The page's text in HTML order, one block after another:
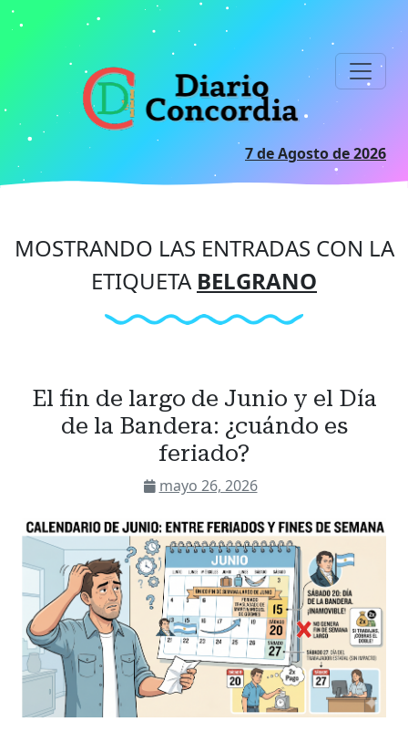
7 de Agosto de 2026
MOSTRANDO LAS ENTRADAS CON LA
ETIQUETA BELGRANO
El fin de largo de Junio y el Día
de la Bandera: ¿cuándo es
feriado?
mayo 26, 2026